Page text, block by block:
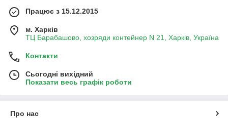
Працює з 15.12.2015
м. Харків
ТЦ Барабашово, хозряди контейнер N 21, Харків, Україна
Контакти
Сьогодні вихідний
Показати весь графік роботи
Про нас